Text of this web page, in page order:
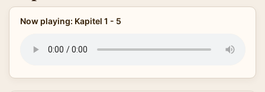
Now playing: Kapitel 1 - 5